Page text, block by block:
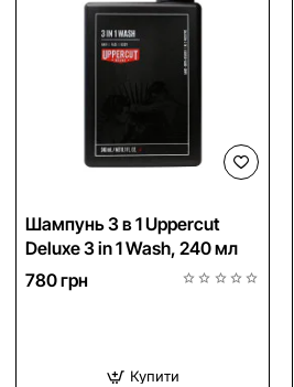
Шампунь 3 в 1 Uppercut
Deluxe 3 in 1 Wash, 240 мл
780 грн
Купити